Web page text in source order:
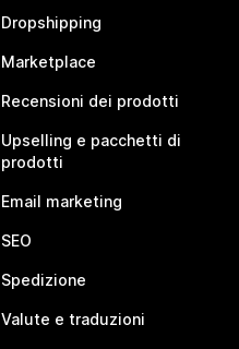
Dropshipping
Marketplace
Recensioni dei prodotti
Upselling e pacchetti di
prodotti
Email marketing
SEO
Spedizione
Valute e traduzioni